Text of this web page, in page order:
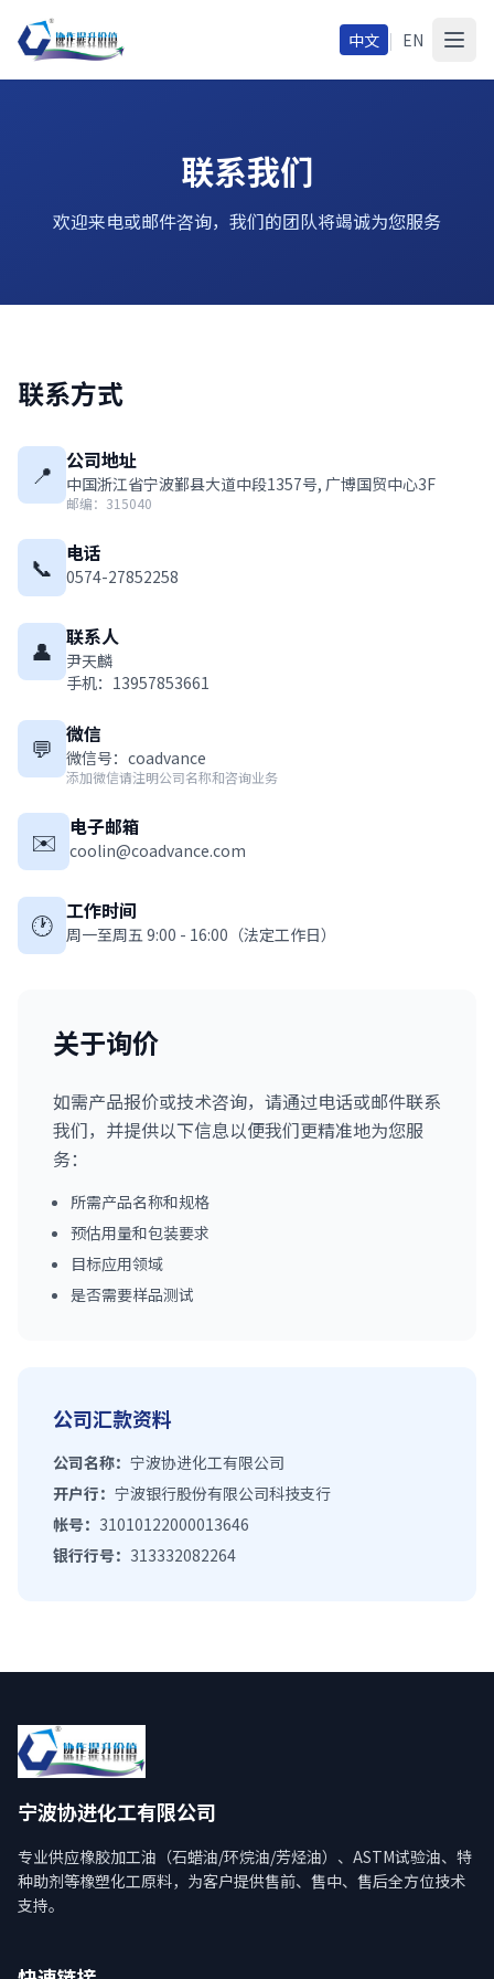
中文 | EN
联系我们
欢迎来电或邮件咨询，我们的团队将竭诚为您服务
联系方式
📍 公司地址
中国浙江省宁波鄞县大道中段1357号, 广博国贸中心3F
邮编：315040
📞 电话
0574-27852258
👤 联系人
尹天麟
手机：13957853661
💬 微信
微信号：coadvance
添加微信请注明公司名称和咨询业务
✉️ 电子邮箱
coolin@coadvance.com
🕐 工作时间
周一至周五 9:00 - 16:00（法定工作日）
关于询价
如需产品报价或技术咨询，请通过电话或邮件联系
我们，并提供以下信息以便我们更精准地为您服
务：
所需产品名称和规格
预估用量和包装要求
目标应用领域
是否需要样品测试
公司汇款资料
公司名称： 宁波协进化工有限公司
开户行： 宁波银行股份有限公司科技支行
帐号： 31010122000013646
银行行号： 313332082264
宁波协进化工有限公司
专业供应橡胶加工油（石蜡油/环烷油/芳烃油）、ASTM试验油、特
种助剂等橡塑化工原料，为客户提供售前、售中、售后全方位技术
支持。